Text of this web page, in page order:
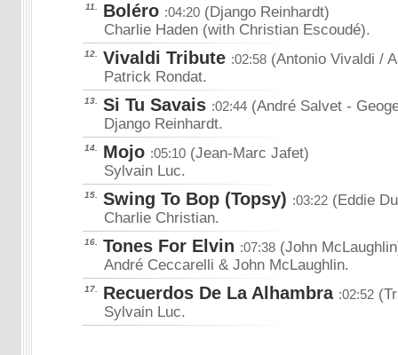
11. Boléro :04:20 (Django Reinhardt)
Charlie Haden (with Christian Escoudé).
12. Vivaldi Tribute :02:58 (Antonio Vivaldi /
Patrick Rondat.
13. Si Tu Savais :02:44 (André Salvet -
Django Reinhardt.
14. Mojo :05:10 (Jean-Marc Jafet)
Sylvain Luc.
15. Swing To Bop (Topsy) :03:22 (Eddie
Charlie Christian.
16. Tones For Elvin :07:38 (John
André Ceccarelli & John McLaughlin.
17. Recuerdos De La Alhambra :02:52
Sylvain Luc.